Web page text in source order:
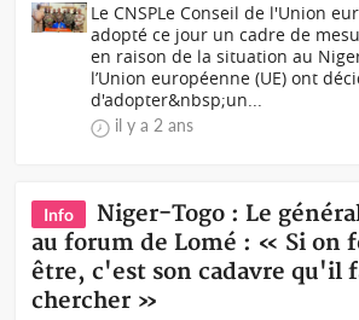
Le CNSPLe Conseil de l'Union
adopté ce jour un cadre de
en raison de la situation au
l’Union européenne (UE) ont
d'adopter&nbsp;un...
il y a 2 ans
Info
Niger-Togo : Le
au forum de Lomé : « Si on
être, c'est son cadavre qu'il
chercher »